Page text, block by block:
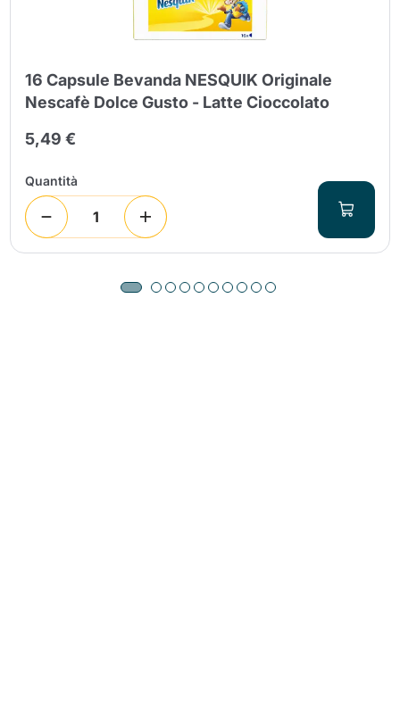
16 Capsule Bevanda NESQUIK Originale
Nescafè Dolce Gusto - Latte Cioccolato
5,49 €
Quantità